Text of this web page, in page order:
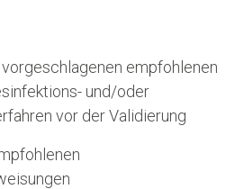
empfohlenen
und/oder
vor der Validierung